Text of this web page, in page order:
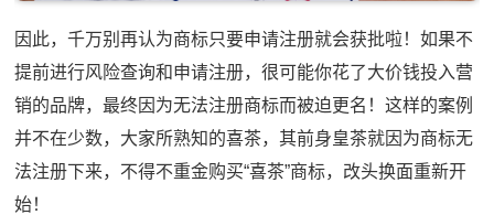
因此，千万别再认为商标只要申请注册就会获批啦！如果不
提前进行风险查询和申请注册，很可能你花了大价钱投入营
销的品牌，最终因为无法注册商标而被迫更名！这样的案例
并不在少数，大家所熟知的喜茶，其前身皇茶就因为商标无
法注册下来，不得不重金购买“喜茶”商标，改头换面重新开
始！